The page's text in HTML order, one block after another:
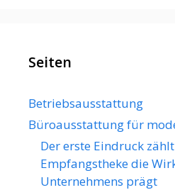
Seiten
Betriebsausstattung
Büroausstattung für
Der erste Eindruck
Empfangstheke die
Unternehmens prägt